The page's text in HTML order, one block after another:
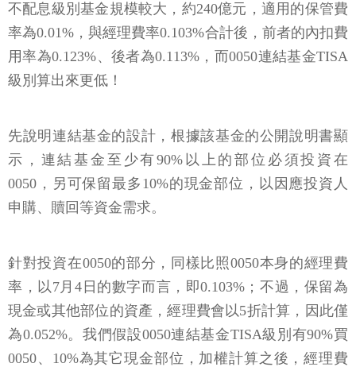
不配息級別基金規模較大，約240億元，適用的保管費
率為0.01%，與經理費率0.103%合計後，前者的內扣費
用率為0.123%、後者為0.113%，而0050連結基金TISA
級別算出來更低！
先說明連結基金的設計，根據該基金的公開說明書顯
示，連結基金至少有90%以上的部位必須投資在
0050，另可保留最多10%的現金部位，以因應投資人
申購、贖回等資金需求。
針對投資在0050的部分，同樣比照0050本身的經理費
率，以7月4日的數字而言，即0.103%；不過，保留為
現金或其他部位的資產，經理費會以5折計算，因此僅
為0.052%。我們假設0050連結基金TISA級別有90%買
0050、10%為其它現金部位，加權計算之後，經理費